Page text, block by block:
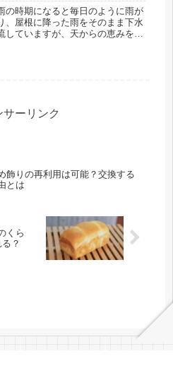
の時期になると毎日のように雨が
、屋根に降った雨をそのまま下水
していますが、天からの恵みをた
サーリンク
飾りの再利用は可能？交換する
とは
くら
？